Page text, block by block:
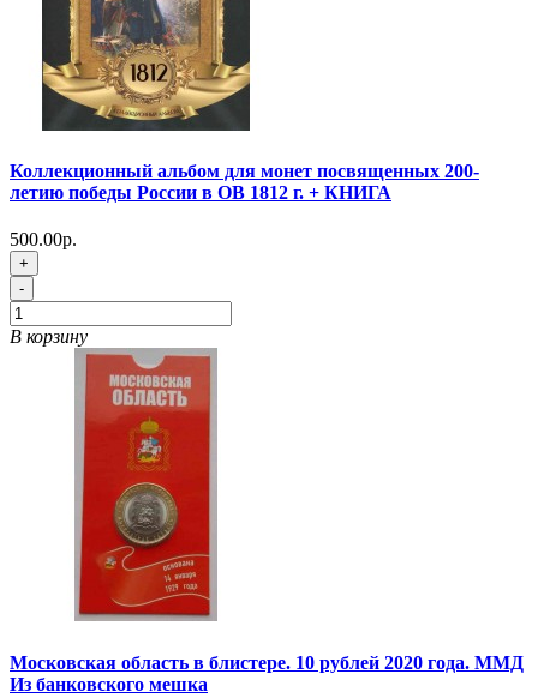
Коллекционный альбом для монет посвященных 200-
летию победы России в ОВ 1812 г. + КНИГА
500.00р.
+
-
В корзину
Московская область в блистере. 10 рублей 2020 года. ММД
Из банковского мешка